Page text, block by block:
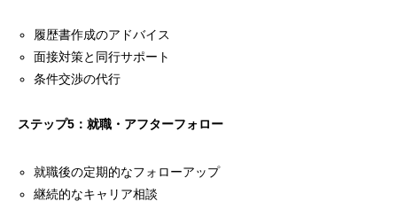
履歴書作成のアドバイス
面接対策と同行サポート
条件交渉の代行
ステップ5：就職・アフターフォロー
就職後の定期的なフォローアップ
継続的なキャリア相談